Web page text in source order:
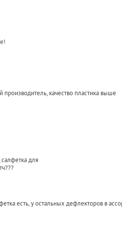
качество пластика выше
для
есть, у остальных дефлекторов в